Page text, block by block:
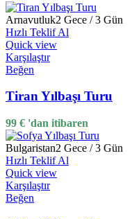
Arnavutluk2 Gece / 3 Gün
Hızlı Teklif Al
Quick view
Karşılaştır
Beğen
Tiran Yılbaşı Turu
99 € 'dan itibaren
Bulgaristan2 Gece / 3 Gün
Hızlı Teklif Al
Quick view
Karşılaştır
Beğen